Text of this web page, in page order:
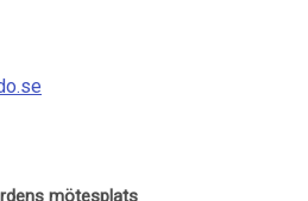
mötesplats